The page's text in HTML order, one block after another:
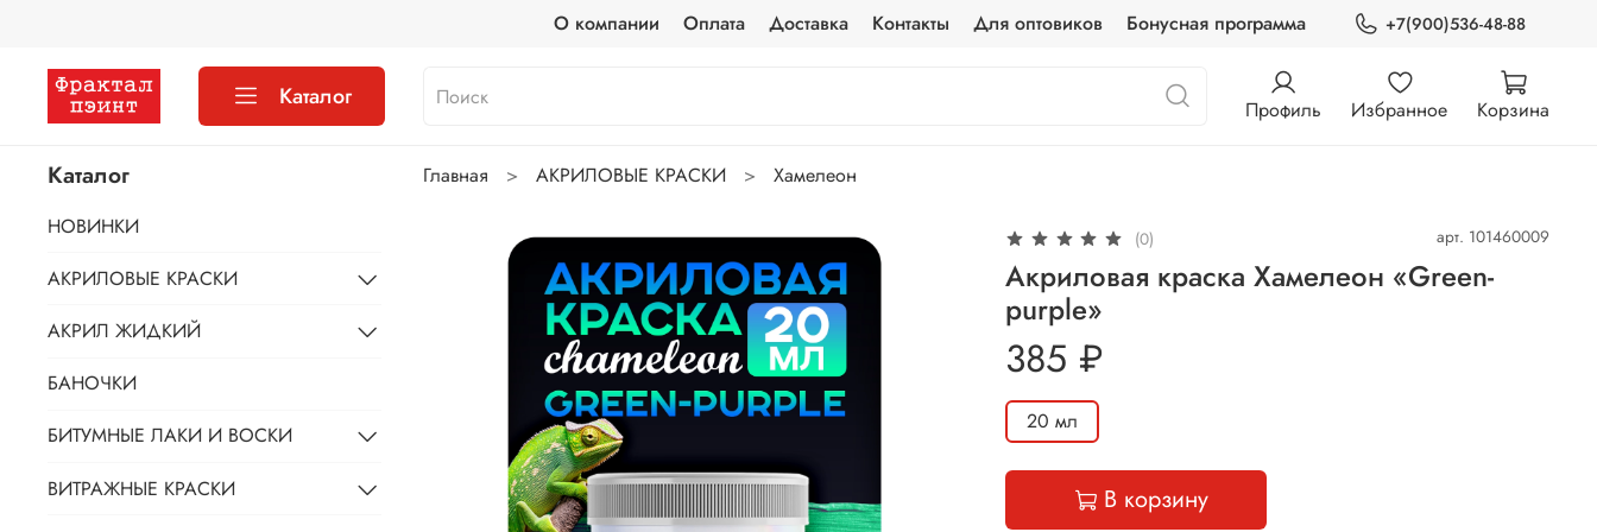
О компании Оплата Доставка Контакты Для оптовиков Бонусная программа +7(900)536-48-88
Каталог Профиль Избранное Корзина
Главная АКРИЛОВЫЕ КРАСКИ Хамелеон
(0) арт. 101460009
Акриловая краска Хамелеон «Green-
purple»
385 ₽
20 мл
В корзину
Каталог
НОВИНКИ
АКРИЛОВЫЕ КРАСКИ
АКРИЛ ЖИДКИЙ
БАНОЧКИ
БИТУМНЫЕ ЛАКИ И ВОСКИ
ВИТРАЖНЫЕ КРАСКИ